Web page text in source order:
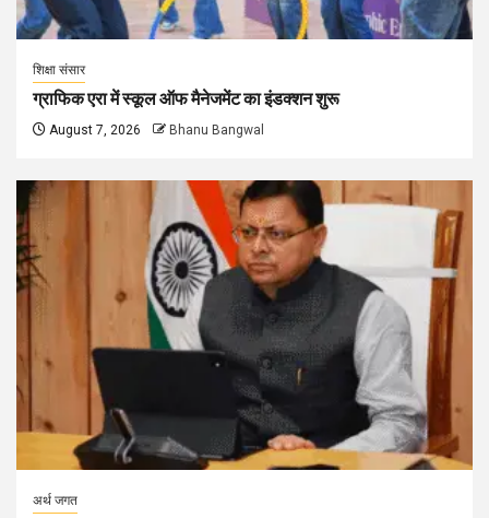
शिक्षा संसार
ग्राफिक एरा में स्कूल ऑफ मैनेजमेंट का इंडक्शन शुरू
August 7, 2026 Bhanu Bangwal
अर्थ जगत